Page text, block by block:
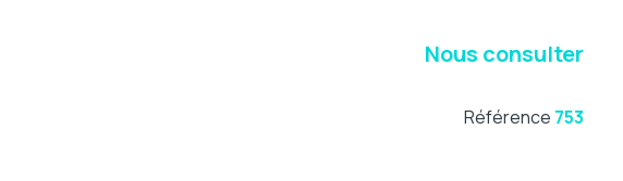
Nous consulter
Référence 753